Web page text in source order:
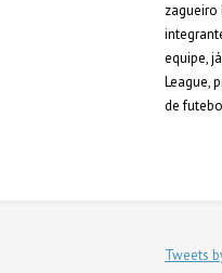
zagueiro
equipe,
League,
de
Tweets